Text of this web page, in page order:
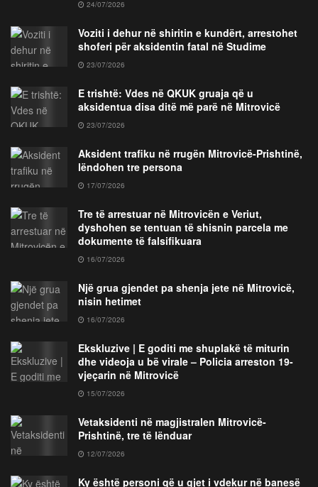
24/07/2026
Voziti i dehur në shiritin e kundërt, arrestohet
shoferi për aksidentin fatal në Studime
23/07/2026
E trishtë: Vdes në QKUK gruaja që u
aksidentua disa ditë më parë në Mitrovicë
23/07/2026
Aksident trafiku në rrugën Mitrovicë-Prishtinë,
lëndohen tre persona
17/07/2026
Tre të arrestuar në Mitrovicën e Veriut,
dyshohen se tentuan të shisnin parcela me
dokumente të falsifikuara
16/07/2026
Një grua gjendet pa shenja jete në Mitrovicë,
nisin hetimet
16/07/2026
Ekskluzive | E goditi me shuplakë të miturin
dhe videoja u bë virale – Policia arreston 19-
vjeçarin në Mitrovicë
15/07/2026
Vetaksidenti në magjistralen Mitrovicë-
Prishtinë, tre të lënduar
12/07/2026
Ky është personi që u gjet i vdekur në banesë